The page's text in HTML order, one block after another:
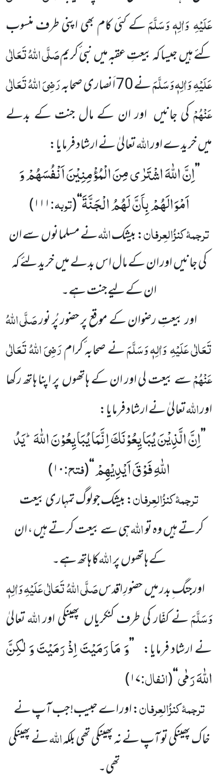
عَلَیْہِوَاٰلِہٖ وَسَلَّمَکےکئی کام بھی اپنی طرف منسوب
کئے ہیںجیسا کہ بیعتِ عقبہ میںنبی ٔکریمصَلَّی اللّٰہُ تَعَالٰی
عَلَیْہِوَاٰلِہٖ وَسَلَّمَنے70اَنصاریصحابہرَضِیَ اللّٰہُ تَعَالٰی
عَنْہُمْکی جانیں اور ان کے مال جنت کے بدلے
میںخریدے اوراللّٰہتعالیٰ نے ارشاد فرمایا:
’’اِنَّ اللّٰهَ اشْتَرٰى مِنَ الْمُؤْمِنِیْنَ اَنْفُسَهُمْ وَ
اَمْوَالَهُمْ بِاَنَّ لَهُمُ الْجَنَّةَ‘‘
(توبہ:۱۱۱)
ترجمۂکنزُالعِرفان: بیشکاللّٰہنے مسلمانوںسے ان
کی جانیںاور ان کے مال اس بدلے میںخرید لئے کہ
ان کے لیے جنت ہے۔
اور بیعتِ رضوان کے موقع پر حضور پُر نورصَلَّی اللّٰہُ
تَعَالٰی عَلَیْہِوَاٰلِہٖ وَسَلَّمَنے صحابہ ٔکرامرَضِیَ اللّٰہُ تَعَالٰی
عَنْہُمْسےبیعت لی اور ان کے ہاتھوںپر اپنا ہاتھ رکھا
اوراللّٰہتعالیٰ نے ارشاد فرمایا:
’’اِنَّ الَّذِیْنَ یُبَایِعُوْنَكَ اِنَّمَا یُبَایِعُوْنَ اللّٰهَؕ-یَدُ
اللّٰهِ فَوْقَ اَیْدِیْهِمْ‘‘
(فتح:۱۰)
ترجمۂکنزُالعِرفان: بیشک جولوگ تمہاری بیعت
کرتےہیںوہ تواللّٰہہی سے بیعت کرتے ہیں ، ان
کے ہاتھوںپراللّٰہکا ہاتھ ہے۔
اورجنگ ِبدر میںحضورِ اقدسصَلَّی اللّٰہُ تَعَالٰی عَلَیْہِوَاٰلِہٖ
وَسَلَّمَنے کفّار کی طرف کنکریاں پھینکی اوراللّٰہتعالیٰ
نے ارشاد فرمایا: ’’وَ مَا رَمَیْتَ اِذْ رَمَیْتَ وَ لٰكِنَّ
اللّٰهَ رَمٰى‘‘
(انفال:۱۷)
ترجمۂکنزُالعِرفان: اور اے حبیب!جب آپ نے
خاک پھینکی تو آپ نے نہ پھینکی تھی بلکہاللّٰہنے پھینکی
تھی۔